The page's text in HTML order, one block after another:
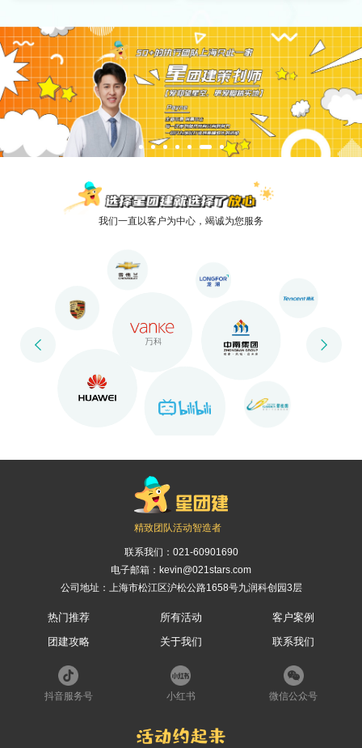
我们一直以客户为中心，竭诚为您服务
精致团队活动智造者
联系我们： 021-60901690
电子邮箱：kevin@021stars.com
公司地址：上海市松江区沪松公路1658号九润科创园3层
热门推荐 所有活动
客户案例
团建攻略
关于我们 联系我们
抖音服务号 小红书 微信公众号